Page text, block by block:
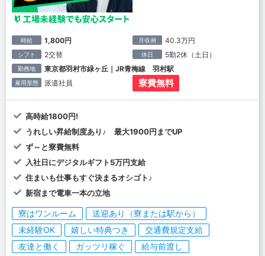
時給 1,800円 月収例 40.3万円
シフト 2交替 休日 5勤2休（土日）
勤務地 東京都羽村市緑ヶ丘｜JR青梅線 羽村駅
雇用形態 派遣社員 寮費無料
高時給1800円!
うれしい昇給制度あり♪ 最大1900円までUP
ず～と寮費無料
入社日にデジタルギフト5万円支給
住まいも仕事もすぐ決まるオシゴト♪
新宿まで電車一本の立地
寮はワンルーム
送迎あり（寮または駅から）
未経験OK
嬉しい特典つき
交通費規定支給
友達と働く
ガッツリ稼ぐ
給与前渡し